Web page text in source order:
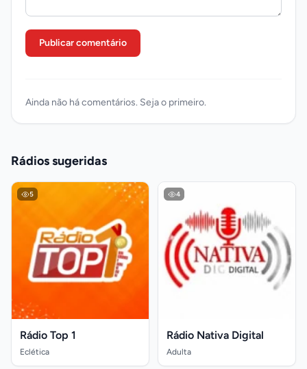
Publicar comentário
Ainda não há comentários. Seja o primeiro.
Rádios sugeridas
5
Rádio Top 1
Eclética
4
Rádio Nativa Digital
Adulta